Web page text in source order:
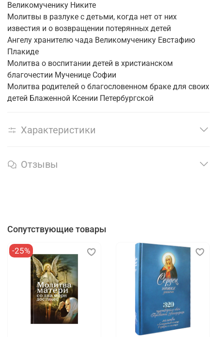
Великомученику Никите
Молитвы в разлуке с детьми, когда нет от них
известия и о возвращении потерянных детей
Ангелу хранителю чада Великомученику Евстафию
Плакиде
Молитва о воспитании детей в христианском
благочестии Мученице Софии
Молитва родителей о благословенном браке для своих
детей Блаженной Ксении Петербургской
Характеристики
Отзывы
Сопутствующие товары
-25%